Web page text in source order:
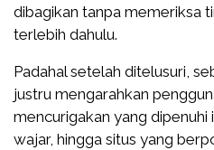
dibagikan tanpa memeriksa
terlebih dahulu.
Padahal setelah ditelusuri,
justru mengarahkan
mencurigakan yang
wajar, hingga situs yang